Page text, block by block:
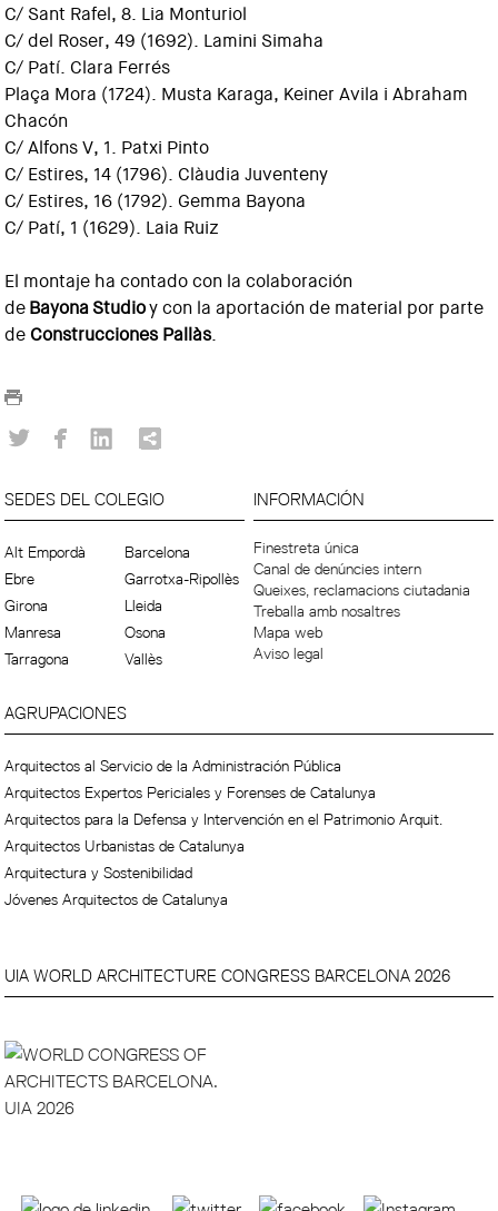
C/ Sant Rafel, 8. Lia Monturiol
C/ del Roser, 49 (1692). Lamini Simaha
C/ Patí. Clara Ferrés
Plaça Mora (1724). Musta Karaga, Keiner Avila i Abraham
Chacón
C/ Alfons V, 1. Patxi Pinto
C/ Estires, 14 (1796). Clàudia Juventeny
C/ Estires, 16 (1792). Gemma Bayona
C/ Patí, 1 (1629). Laia Ruiz
El montaje ha contado con la colaboración
deBayona Studioy con la aportación de material por parte
de Construcciones Pallàs.
SEDES DEL COLEGIO
Alt Empordà
Barcelona
Ebre
Garrotxa-Ripollès
Girona
Lleida
Manresa
Osona
Tarragona
Vallès
INFORMACIÓN
Finestreta única
Canal de denúncies intern
Queixes, reclamacions ciutadania
Treballa amb nosaltres
Mapa web
Aviso legal
AGRUPACIONES
Arquitectos al Servicio de la Administración Pública
Arquitectos Expertos Periciales y Forenses de Catalunya
Arquitectos para la Defensa y Intervención en el Patrimonio Arquit.
Arquitectos Urbanistas de Catalunya
Arquitectura y Sostenibilidad
Jóvenes Arquitectos de Catalunya
UIA WORLD ARCHITECTURE CONGRESS BARCELONA 2026